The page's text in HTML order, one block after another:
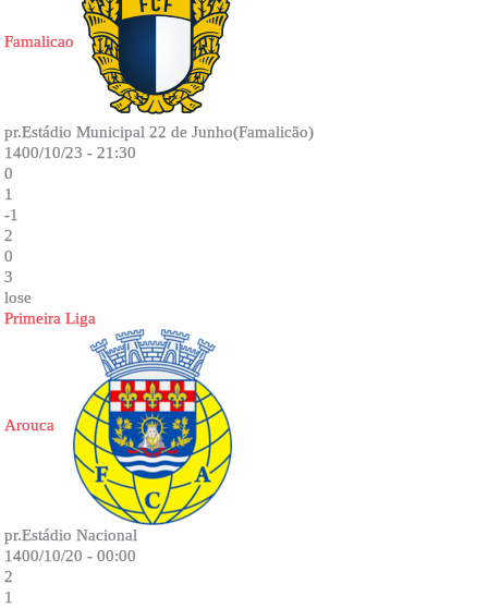
Famalicao
pr.Estádio Municipal 22 de Junho(Famalicão)
1400/10/23 - 21:30
0
1
-1
2
0
3
lose
Primeira Liga
Arouca
pr.Estádio Nacional
1400/10/20 - 00:00
2
1